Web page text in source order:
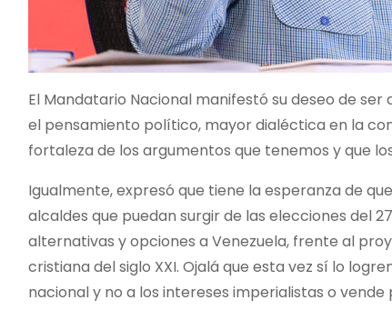
El Mandatario Nacional manifestó su deseo de
el pensamiento político, mayor dialéctica en la
fortaleza de los argumentos que tenemos y que
Igualmente, expresó que tiene la esperanza de
alcaldes que puedan surgir de las elecciones del
alternativas y opciones a Venezuela, frente al
cristiana del siglo XXI. Ojalá que esta vez sí lo
nacional y no a los intereses imperialistas o vende